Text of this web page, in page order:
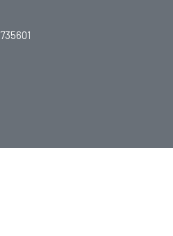
735601